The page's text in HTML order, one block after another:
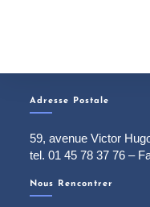
Adresse Postale
59, avenue Victor
tel. 01 45 78 37 76 –
Nous Rencontrer